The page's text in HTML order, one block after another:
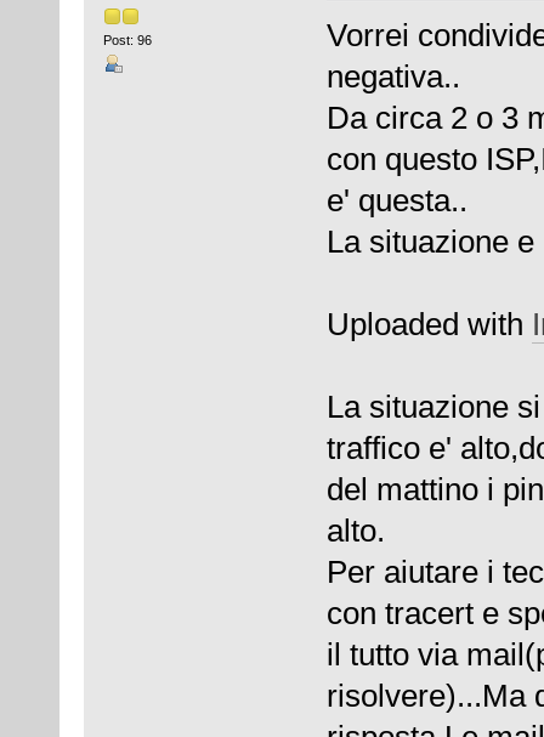
Post: 96
Vorrei
negativa..
Da circa 2 o 3
con questo
e' questa..
La situazione
Uploaded with
La situazione
traffico e'
del mattino i
alto.
Per aiutare i
con tracert e
il tutto via
risolvere)...Ma